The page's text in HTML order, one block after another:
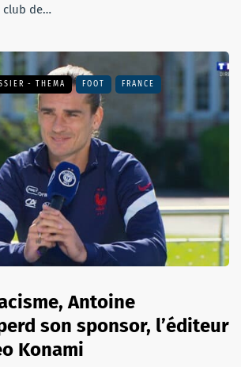
club de…
- THEMA FOOT FRANCE
Antoine
son sponsor, l’éditeur
Konami